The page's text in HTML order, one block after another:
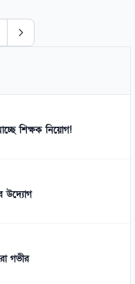
শিক্ষক নিয়োগ!
উদ্যোগ
গভীর